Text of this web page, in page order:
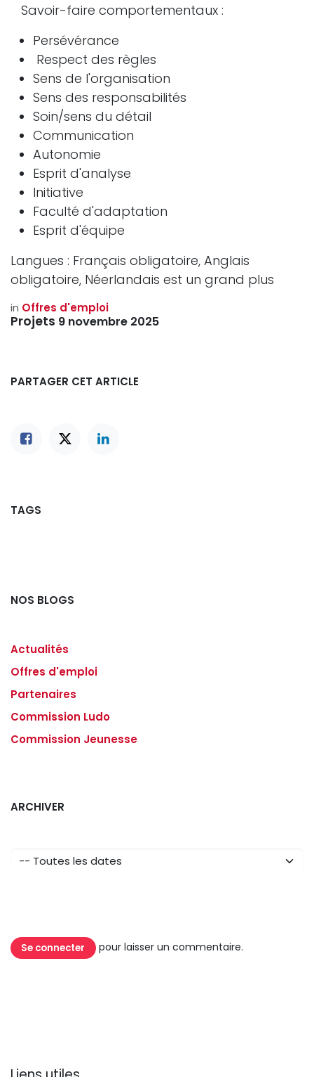
Savoir-faire comportementaux :
Persévérance
Respect des règles
Sens de l'organisation
Sens des responsabilités
Soin/sens du détail
Communication
Autonomie
Esprit d'analyse
Initiative
Faculté d'adaptation
Esprit d'équipe
Langues : Français obligatoire, Anglais
obligatoire, Néerlandais est un grand plus
in Offres d'emploi
Projets 9 novembre 2025
PARTAGER CET ARTICLE
TAGS
NOS BLOGS
Actualités
Offres d'emploi
Partenaires
Commission Ludo
Commission Jeunesse
ARCHIVER
Se connecter pour laisser un commentaire.